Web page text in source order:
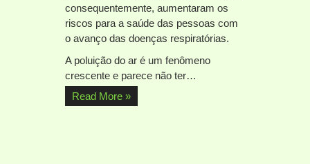
consequentemente, aumentaram os
riscos para a saúde das pessoas com
o avanço das doenças respiratórias.
A poluição do ar é um fenômeno
crescente e parece não ter…
Read More »